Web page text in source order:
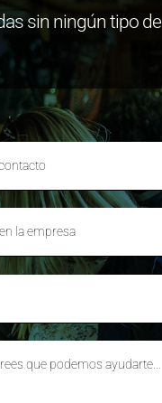
sin ningún tipo de